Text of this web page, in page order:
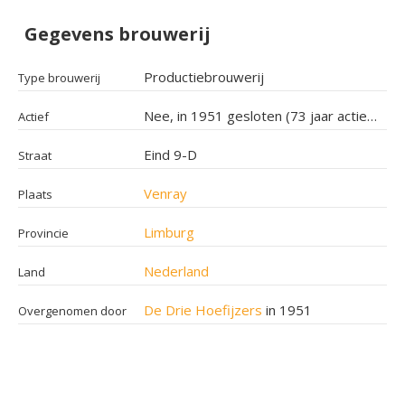
Gegevens brouwerij
Type brouwerij Productiebrouwerij
Actief Nee, in 1951 gesloten (73 jaar actief geweest)
Straat Eind 9-D
Plaats Venray
Provincie Limburg
Land Nederland
Overgenomen door De Drie Hoefijzers in 1951